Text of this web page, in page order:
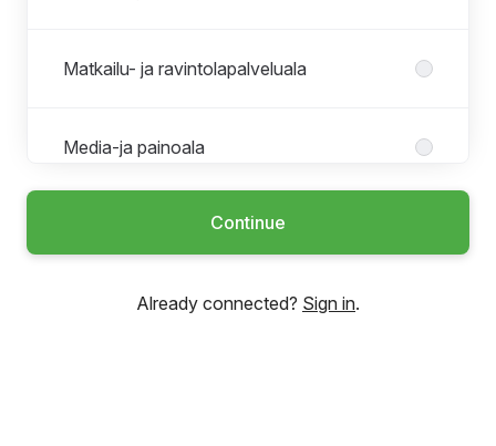
Matkailu- ja ravintolapalveluala
Media-ja painoala
Rakennusala
Continue
Already connected? Sign in.